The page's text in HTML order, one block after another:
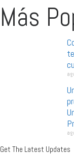
Más
Get The Latest Updates